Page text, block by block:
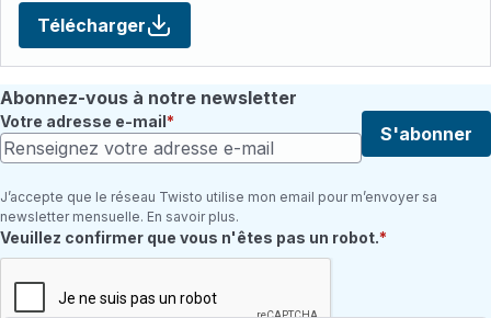
Télécharger
Abonnez-vous à notre newsletter
Votre adresse e-mail
S'abonner
J’accepte que le réseau Twisto utilise mon email pour m’envoyer sa
newsletter mensuelle. En savoir plus.
Champ requis
Veuillez confirmer que vous n'êtes pas un robot.